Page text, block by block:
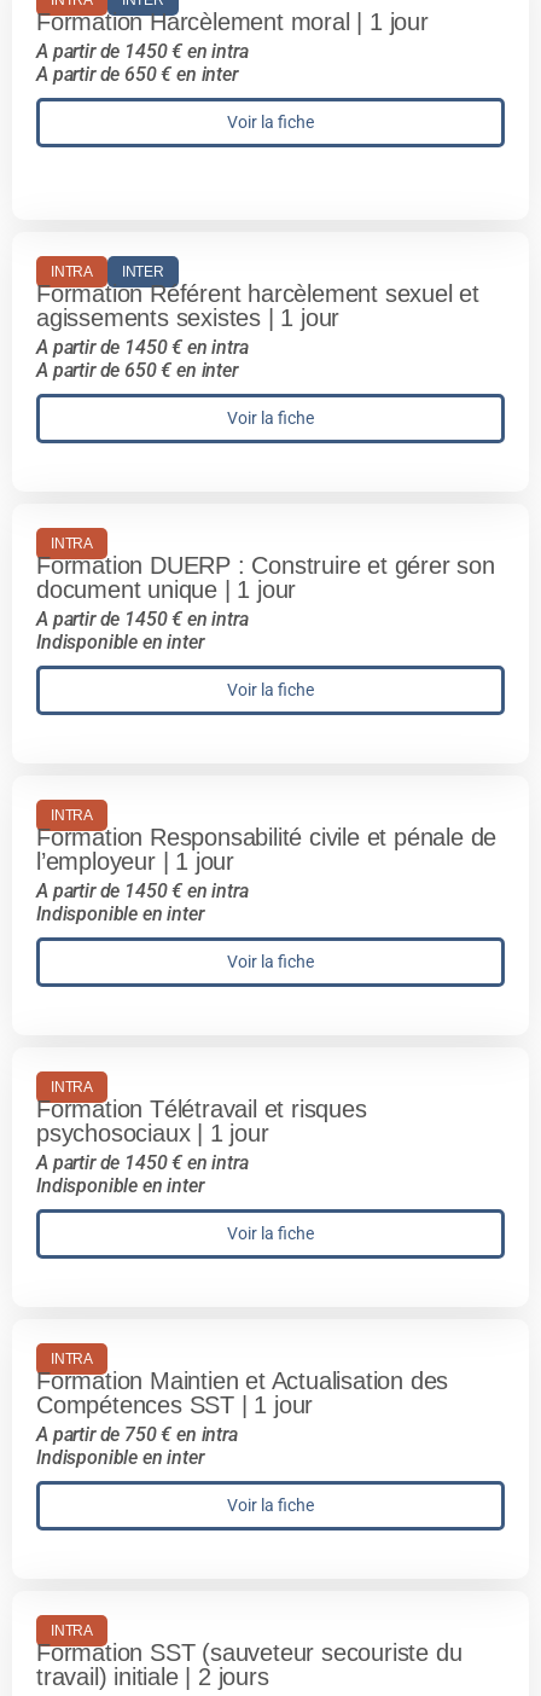
Formation Harcèlement moral | 1 jour
A partir de 1450 € en intra
A partir de 650 € en inter
Voir la fiche
INTRA INTER
Formation Référent harcèlement sexuel et
agissements sexistes | 1 jour
A partir de 1450 € en intra
A partir de 650 € en inter
Voir la fiche
INTRA
Formation DUERP : Construire et gérer son
document unique | 1 jour
A partir de 1450 € en intra
Indisponible en inter
Voir la fiche
INTRA
Formation Responsabilité civile et pénale de
l’employeur | 1 jour
A partir de 1450 € en intra
Indisponible en inter
Voir la fiche
INTRA
Formation Télétravail et risques
psychosociaux | 1 jour
A partir de 1450 € en intra
Indisponible en inter
Voir la fiche
INTRA
Formation Maintien et Actualisation des
Compétences SST | 1 jour
A partir de 750 € en intra
Indisponible en inter
Voir la fiche
INTRA
Formation SST (sauveteur secouriste du
travail) initiale | 2 jours